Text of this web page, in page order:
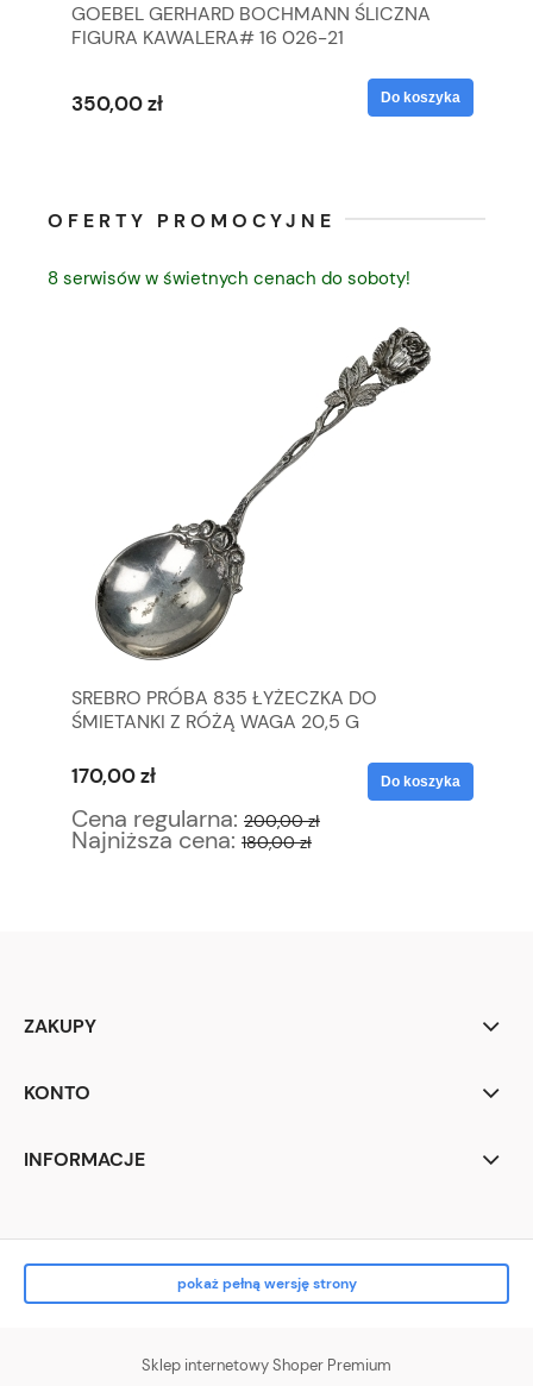
GOEBEL GERHARD BOCHMANN ŚLICZNA
FIGURA KAWALERA# 16 026-21
350,00 zł Do koszyka
OFERTY PROMOCYJNE
8 serwisów w świetnych cenach do soboty!
SREBRO PRÓBA 835 ŁYŻECZKA DO
ŚMIETANKI Z RÓŻĄ WAGA 20,5 G
170,00 zł
Cena regularna: 200,00 zł
Najniższa cena: 180,00 zł
Do koszyka
ZAKUPY
KONTO
INFORMACJE
pokaż pełną wersję strony
Sklep internetowy Shoper Premium